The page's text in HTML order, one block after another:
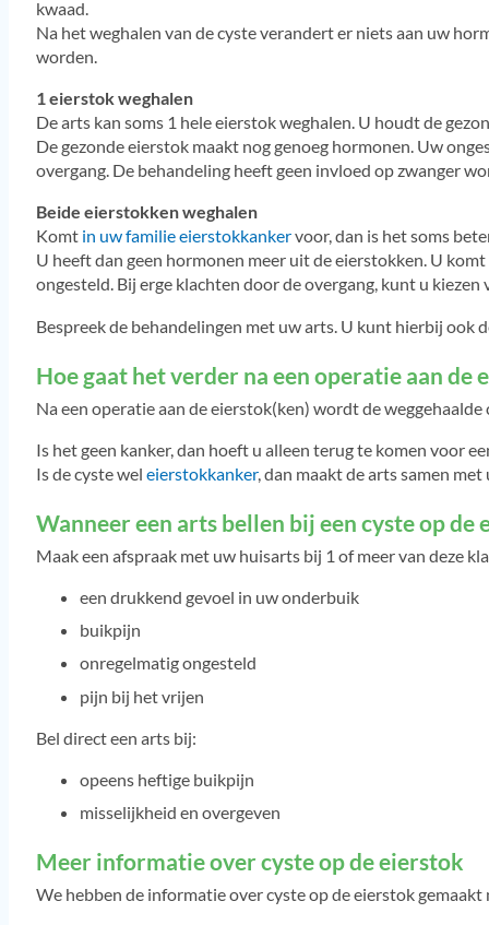
kwaad.
Na het weghalen van de cyste verandert er niets aan uw
worden.
1 eierstok weghalen
De arts kan soms 1 hele eierstok weghalen. U houdt de
De gezonde eierstok maakt nog genoeg hormonen. Uw
overgang. De behandeling heeft geen invloed op zwanger
Beide eierstokken weghalen
Komt in uw familie eierstokkankervoor, dan is het soms
U heeft dan geen hormonen meer uit de eierstokken. U
ongesteld. Bij erge klachten door de overgang, kunt u
Bespreek de behandelingen met uw arts. U kunt hierbij ook
Hoe gaat het verder na een operatie aan de
Na een operatie aan de eierstok(ken) wordt de
Is het geen kanker, dan hoeft u alleen terug te komen voor
Is de cyste wel eierstokkanker, dan maakt de arts samen
Wanneer een arts bellen bij een cyste op de
Maak een afspraak met uw huisarts bij 1 of meer van deze
een drukkend gevoel in uw onderbuik
buikpijn
onregelmatig ongesteld
pijn bij het vrijen
Bel direct een arts bij:
opeens heftige buikpijn
misselijkheid en overgeven
Meer informatie over cyste op de eierstok
We hebben de informatie over cyste op de eierstok gemaakt